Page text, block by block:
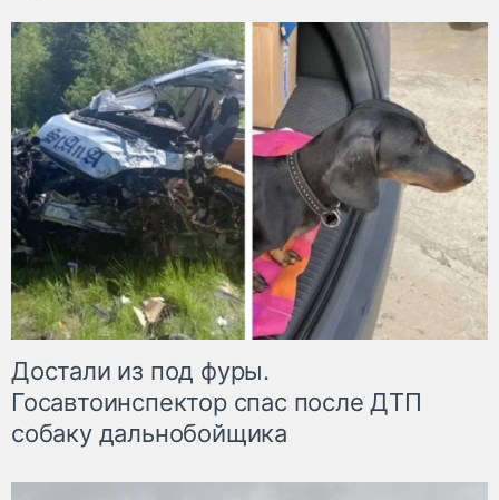
Достали из под фуры.
Госавтоинспектор спас после ДТП
собаку дальнобойщика